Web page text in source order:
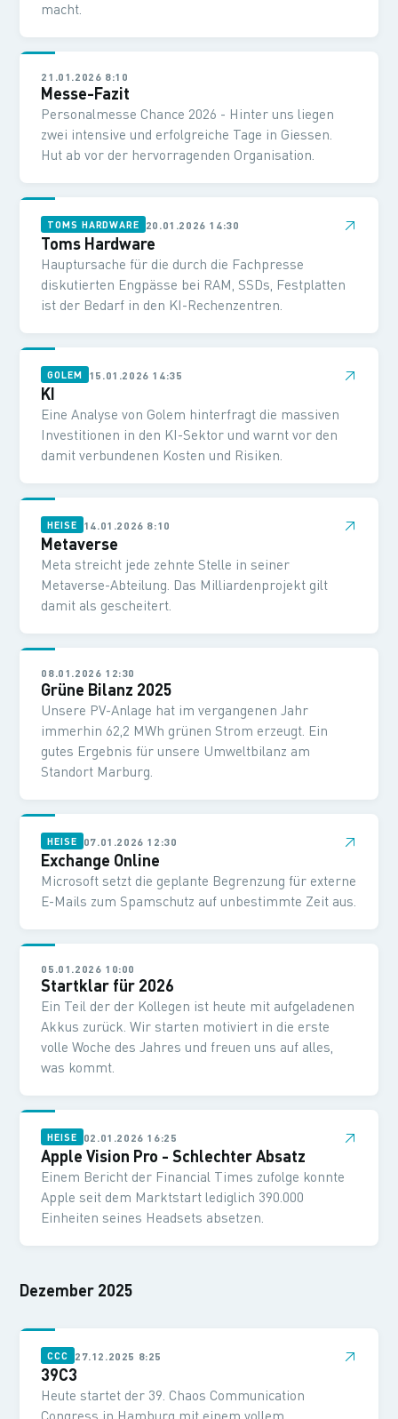
macht.
21.01.2026 8:10
Messe-Fazit
Personalmesse Chance 2026 - Hinter uns liegen
zwei intensive und erfolgreiche Tage in Giessen.
Hut ab vor der hervorragenden Organisation.
TOMS HARDWARE 20.01.2026 14:30 ↗
Toms Hardware
Hauptursache für die durch die Fachpresse
diskutierten Engpässe bei RAM, SSDs, Festplatten
ist der Bedarf in den KI-Rechenzentren.
GOLEM 15.01.2026 14:35 ↗
KI
Eine Analyse von Golem hinterfragt die massiven
Investitionen in den KI-Sektor und warnt vor den
damit verbundenen Kosten und Risiken.
HEISE 14.01.2026 8:10 ↗
Metaverse
Meta streicht jede zehnte Stelle in seiner
Metaverse-Abteilung. Das Milliardenprojekt gilt
damit als gescheitert.
08.01.2026 12:30
Grüne Bilanz 2025
Unsere PV-Anlage hat im vergangenen Jahr
immerhin 62,2 MWh grünen Strom erzeugt. Ein
gutes Ergebnis für unsere Umweltbilanz am
Standort Marburg.
HEISE 07.01.2026 12:30 ↗
Exchange Online
Microsoft setzt die geplante Begrenzung für externe
E-Mails zum Spamschutz auf unbestimmte Zeit aus.
05.01.2026 10:00
Startklar für 2026
Ein Teil der der Kollegen ist heute mit aufgeladenen
Akkus zurück. Wir starten motiviert in die erste
volle Woche des Jahres und freuen uns auf alles,
was kommt.
HEISE 02.01.2026 16:25 ↗
Apple Vision Pro - Schlechter Absatz
Einem Bericht der Financial Times zufolge konnte
Apple seit dem Marktstart lediglich 390.000
Einheiten seines Headsets absetzen.
Dezember 2025
CCC 27.12.2025 8:25 ↗
39C3
Heute startet der 39. Chaos Communication
Congress in Hamburg mit einem vollem